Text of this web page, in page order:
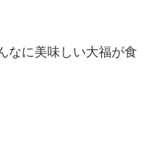
なに美味しい大福が食